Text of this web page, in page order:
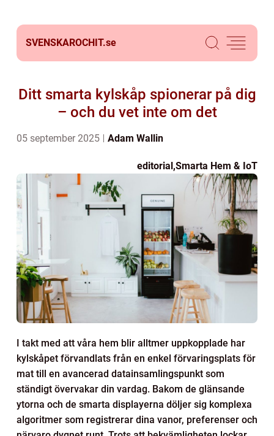
SVENSKAROCHIT.se
Ditt smarta kylskåp spionerar på dig
– och du vet inte om det
05 september 2025 Adam Wallin
editorial,Smarta Hem & IoT
I takt med att våra hem blir alltmer uppkopplade har
kylskåpet förvandlats från en enkel förvaringsplats för
mat till en avancerad datainsamlingspunkt som
ständigt övervakar din vardag. Bakom de glänsande
ytorna och de smarta displayerna döljer sig komplexa
algoritmer som registrerar dina vanor, preferenser och